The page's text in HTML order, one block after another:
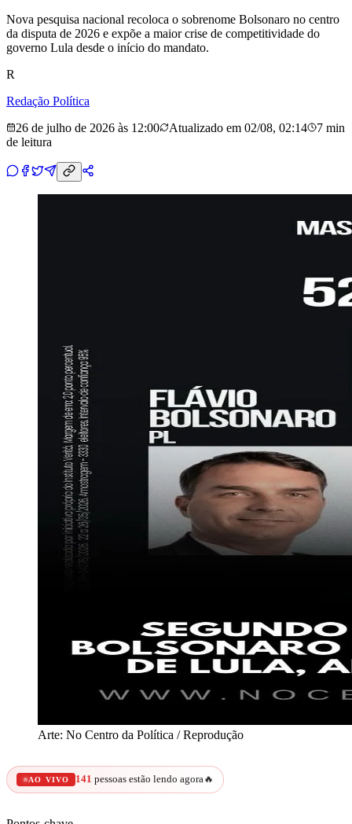
Nova pesquisa nacional recoloca o sobrenome Bolsonaro no centro
da disputa de 2026 e expõe a maior crise de competitividade do
governo Lula desde o início do mandato.
R
Redação Política
26 de julho de 2026 às 12:00
Atualizado em 02/08, 02:14
7 min
de leitura
Arte: No Centro da Política / Reprodução
AO VIVO 141 pessoas estão lendo agora🔥